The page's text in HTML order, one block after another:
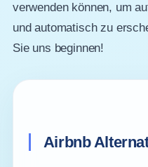
verwenden können, um
und automatisch zu
Sie uns beginnen!
Airbnb